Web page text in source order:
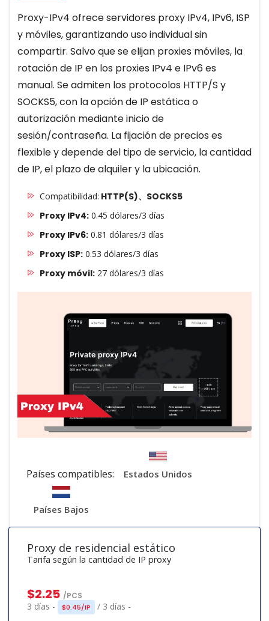
Proxy-IPv4 ofrece servidores proxy IPv4, IPv6, ISP
y móviles, garantizando uso individual sin
compartir. Salvo que se elijan proxies móviles, la
rotación de IP en los proxies IPv4 e IPv6 es
manual. Se admiten los protocolos HTTP/S y
SOCKS5, con la opción de IP estática o
autorización mediante inicio de
sesión/contraseña. La fijación de precios es
flexible y depende del tipo de servicio, la cantidad
de IP, el plazo de alquiler y la ubicación.
Compatibilidad: HTTP(S)、SOCKS5
Proxy IPv4:0.45 dólares/3 días
Proxy IPv6:0.81 dólares/3 días
Proxy ISP:0.53 dólares/3 días
Proxy móvil:27 dólares/3 días
Países compatibles: Estados Unidos
Países Bajos
Proxy de residencial estático
Tarifa según la cantidad de IP proxy
$2.25 /PCS
3 días - $0.45/IP / 3 días -